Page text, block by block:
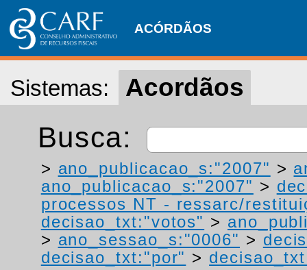
ACÓRDÃOS
Sistemas: Acordãos
Busca:
> ano_publicacao_s:"2007" >
ano_publicacao_s:"2007" >
processos NT - ressarc/
decisao_txt:"votos" >
> ano_sessao_s:"0006" >
decisao_txt:"por" >